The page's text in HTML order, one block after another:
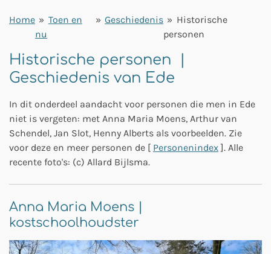
Home » Toen en
nu
» Geschiedenis » Historische
personen
Historische personen |
Geschiedenis van Ede
In dit onderdeel aandacht voor personen die men in Ede
niet is vergeten: met Anna Maria Moens, Arthur van
Schendel, Jan Slot, Henny Alberts als voorbeelden. Zie
voor deze en meer personen de [ Personenindex]. Alle
recente foto's: (c) Allard Bijlsma.
Anna Maria Moens |
kostschoolhoudster